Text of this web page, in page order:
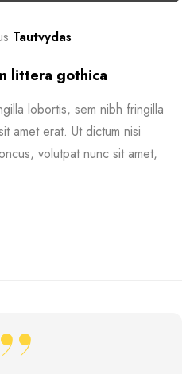
Tautvydas
littera gothica
lobortis, sem nibh fringilla
amet erat. Ut dictum nisi
volutpat nunc sit amet,